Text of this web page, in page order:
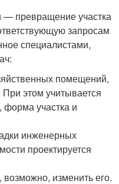
превращение участка
запросам
специалистами,
помещений,
этом учитывается
форма участка и
инженерных
проектируется
изменить его.